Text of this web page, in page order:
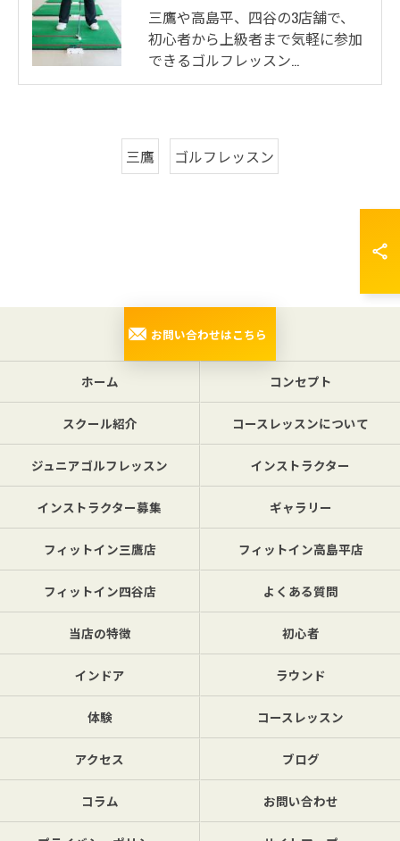
三鷹や高島平、四谷の3店舗で、
初心者から上級者まで気軽に参加
できるゴルフレッスン…
三鷹 ゴルフレッスン
お問い合わせはこちら
ホーム コンセプト
スクール紹介 コースレッスンについて
ジュニアゴルフレッスン インストラクター
インストラクター募集 ギャラリー
フィットイン三鷹店 フィットイン高島平店
フィットイン四谷店 よくある質問
当店の特徴 初心者
インドア ラウンド
体験 コースレッスン
アクセス ブログ
コラム お問い合わせ